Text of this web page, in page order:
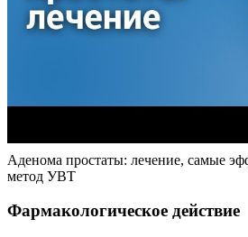
Аденома простаты: лечение, самые
метод УВТ
Фармакологическое действие